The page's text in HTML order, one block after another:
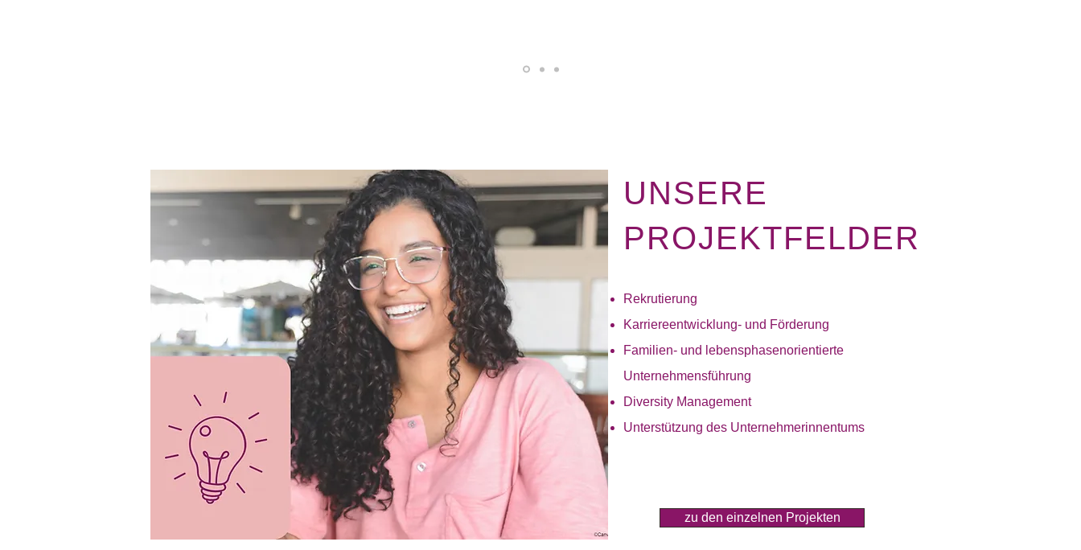
UNSERE
PROJEKTFELDER
Rekrutierung
Karriereentwicklung- und Förderung
Familien- und lebensphasenorientierte
Unternehmensführung
Diversity Management
Unterstützung des Unternehmerinnentums
zu den einzelnen Projekten